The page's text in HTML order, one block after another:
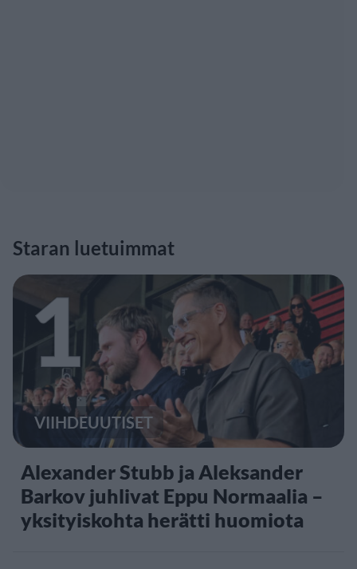
Staran luetuimmat
1
VIIHDEUUTISET
Alexander Stubb ja Aleksander
Barkov juhlivat Eppu Normaalia –
yksityiskohta herätti huomiota